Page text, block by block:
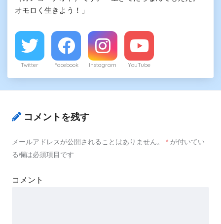
オモロく生きよう！」
Twitter Facebook Instagram YouTube
コメントを残す
メールアドレスが公開されることはありません。 * が付いてい
る欄は必須項目です
コメント